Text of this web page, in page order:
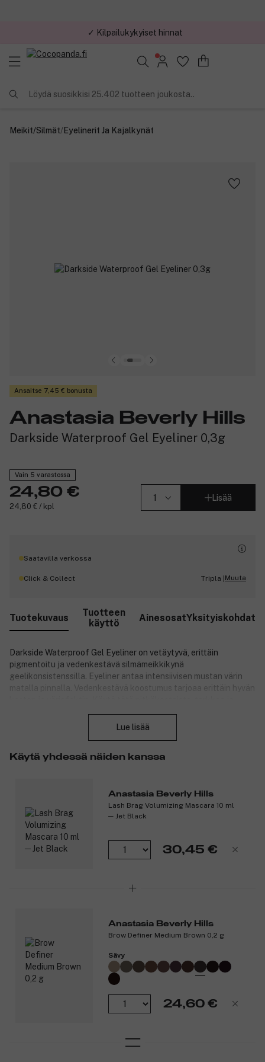
✓ Kilpailukykyiset hinnat
Löydä suosikkisi 25.402 tuotteen joukosta..
Meikit/Silmät/Eyelinerit Ja Kajalkynät
Ansaitse 7,45 € bonusta
Anastasia Beverly Hills
Darkside Waterproof Gel Eyeliner 0,3g
Vain 5 varastossa
24,80 €
24,80 € / kpl
Lisää
Saatavilla verkossa
Click & Collect Tripla |Muuta
Tuotekuvaus
Tuotteen
käyttö
AinesosatYksityiskohdat
Darkside Waterproof Gel Eyeliner on vetäytyvä, erittäin
pigmentoitu ja vedenkestävä silmämeikkikynä
geelikonsistenssilla. Eyeliner antaa intensiivisen mustan värin
matalla pinnalla. Vedenkestävä koostumus tarjoaa erittäin hyvän
tahansa meikkilookiin. Vetäytyvä eyeliner takaa tarkan ja
Lue lisää
Käytä yhdessä näiden kanssa
Anastasia Beverly Hills
Lash Brag Volumizing Mascara 10 ml
─ Jet Black
30,45 €
Anastasia Beverly Hills
Brow Definer Medium Brown 0,2 g
Sävy
24,60 €